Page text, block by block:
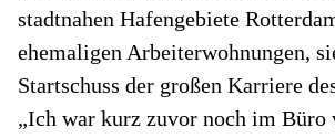
stadtnahen Hafengebiete
ehemaligen Arbeiterwohnungen,
Startschuss der großen Karriere
„Ich war kurz zuvor noch im Büro